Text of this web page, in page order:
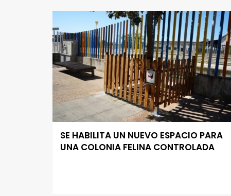
SE HABILITA UN NUEVO ESPACIO PARA
UNA COLONIA FELINA CONTROLADA